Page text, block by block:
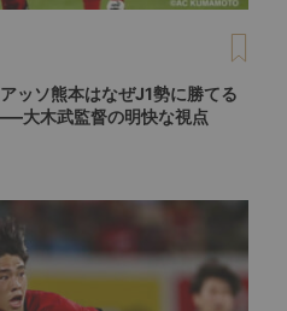
ッソ熊本はなぜJ1勢に勝てる
大木武監督の明快な視点